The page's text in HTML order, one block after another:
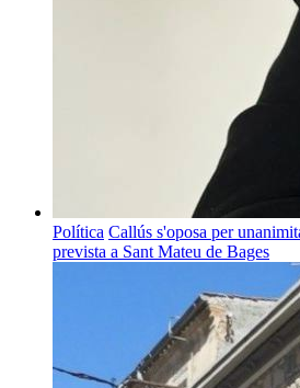
Política Callús s'oposa per
prevista a Sant Mateu de Bages